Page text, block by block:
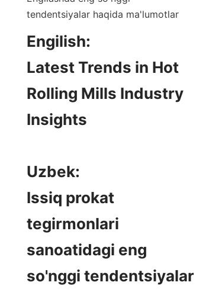
tendentsiyalar haqida ma'lumotlar
Engilish:
Latest Trends in Hot
Rolling Mills Industry
Insights
Uzbek:
Issiq prokat
tegirmonlari
sanoatidagi eng
so'nggi tendentsiyalar